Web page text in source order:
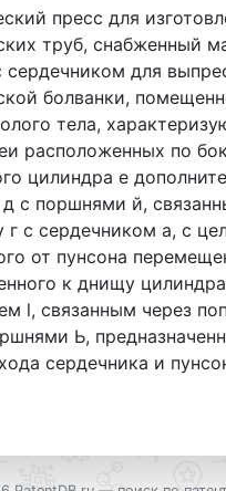
пресс для
труб, снабженный
сердечником для
болванки,
тела,
расположенных по
цилиндра е
с поршнями й,
г с сердечником а, с
от пунсона
к днищу
l, связанным через
Ь,
сердечника и